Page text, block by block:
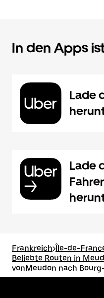
In den Apps
Lade
Lade
Frankreich>Île-de-
Beliebte Routen in
vonMeudon nach